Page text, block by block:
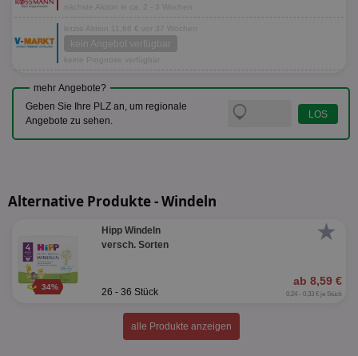
nächste Aktion in ca. 2 - 3 Wochen
letzte Aktion 11,66 € vor 37 Wochen
kein Angebot verfügbar
keine Prognose verfügbar
mehr Angebote?
Geben Sie Ihre PLZ an, um regionale
Angebote zu sehen.
Alternative Produkte - Windeln
★
34%
Hipp Windeln
versch. Sorten
ab 8,59 €
26 - 36 Stück 0,24 - 0,33 € je Stück
alle Produkte anzeigen